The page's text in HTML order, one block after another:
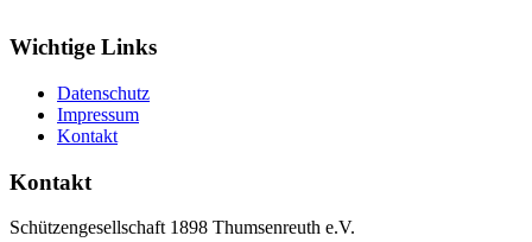
Wichtige Links
Datenschutz
Impressum
Kontakt
Kontakt
Schützengesellschaft 1898 Thumsenreuth e.V.